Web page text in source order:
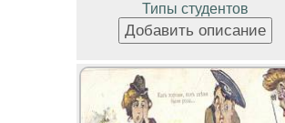
Типы студентов